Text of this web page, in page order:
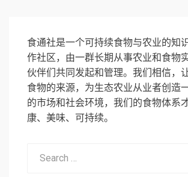
食通社是一个可持续食物与农业的知
作社区，由一群长期从事农业和食物
伙伴们共同发起和管理。我们相信，
食物的来源，为生态农业从业者创造
的市场和社会环境，我们的食物体系
康、美味、可持续。